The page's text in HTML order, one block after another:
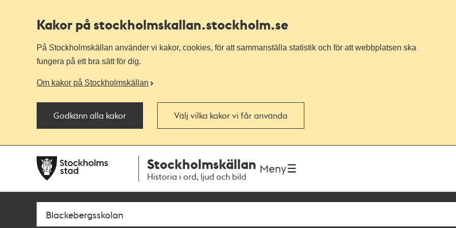
Kakor på stockholmskallan.stockholm.se
På Stockholmskällan använder vi kakor, cookies, för att sammanställa statistik och för att webbplatsen ska
fungera på ett bra sätt för dig.
Om kakor på Stockholmskällan
Godkänn alla kakor Välj vilka kakor vi får använda
navigationen
huvudinnehållet
Stockholmskällan
Historia i ord, ljud och bild
Meny
Sök